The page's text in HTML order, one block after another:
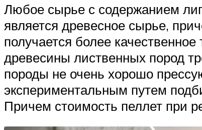
Любое сырье с содержанием
является древесное сырье,
получается более
древесины лиственных пород
породы не очень хорошо
экспериментальным путем
Причем стоимость пеллет при